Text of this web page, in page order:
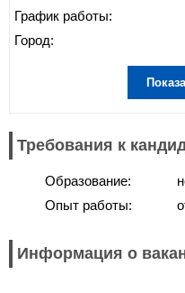
График работы:
Город:
Требования к
Образование:
Опыт работы:
Информация о